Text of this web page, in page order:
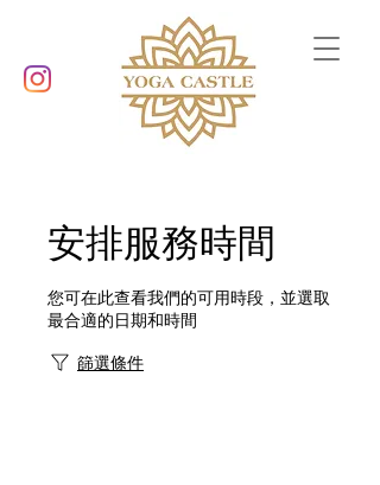
安排服務時間
您可在此查看我們的可用時段，並選取
最合適的日期和時間
篩選條件